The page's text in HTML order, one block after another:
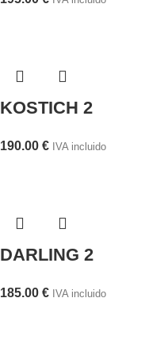
KOSTICH 2
190.00 € IVA incluido
DARLING 2
185.00 € IVA incluido